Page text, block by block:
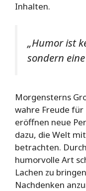
Inhalten.
„Humor ist
sondern
Morgensterns
wahre Freude für
eröffnen neue
dazu, die Welt
betrachten.
humorvolle Art
Lachen zu
Nachdenken